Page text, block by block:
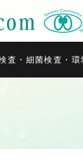
査・細菌検査・環